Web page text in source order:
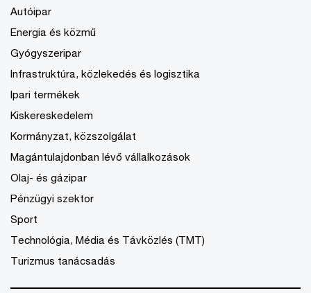
Autóipar
Energia és közmű
Gyógyszeripar
Infrastruktúra, közlekedés és logisztika
Ipari termékek
Kiskereskedelem
Kormányzat, közszolgálat
Magántulajdonban lévő vállalkozások
Olaj- és gázipar
Pénzügyi szektor
Sport
Technológia, Média és Távközlés (TMT)
Turizmus tanácsadás